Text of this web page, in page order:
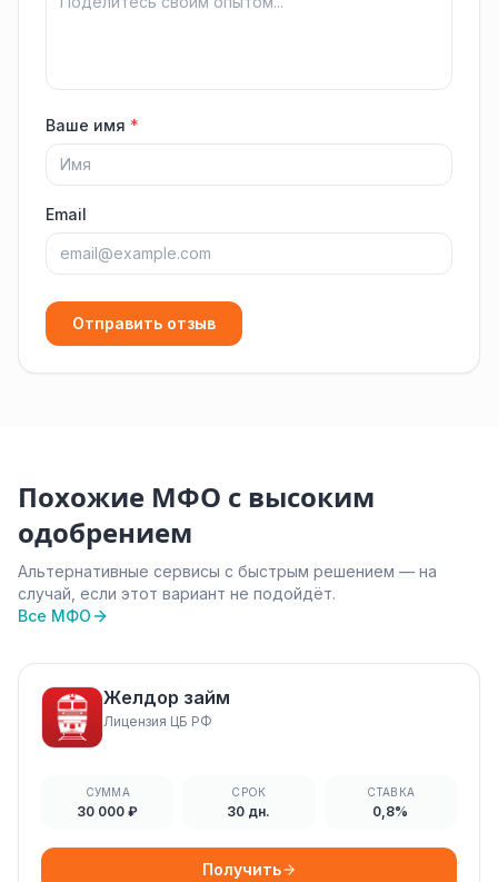
Ваше имя *
Email
Отправить отзыв
Похожие МФО с высоким
одобрением
Альтернативные сервисы с быстрым решением — на
случай, если этот вариант не подойдёт.
Все МФО
Желдор займ
Лицензия ЦБ РФ
СУММА
30 000 ₽
СРОК
30 дн.
СТАВКА
0,8%
Получить